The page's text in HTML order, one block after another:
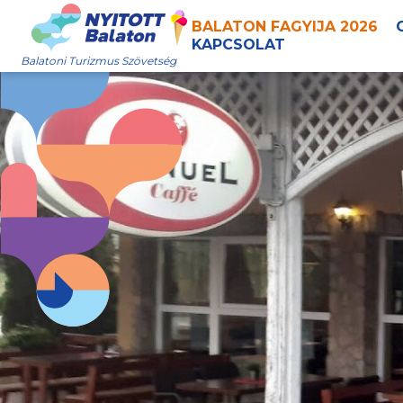
Balatoni Turizmus Szövetség
BALATON FAGYIJA 2026
KAPCSOLAT